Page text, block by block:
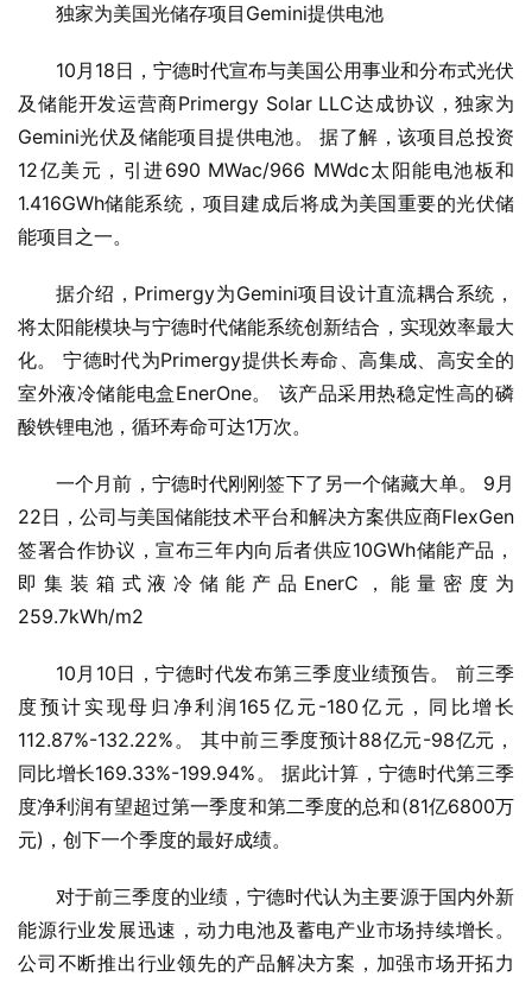
独家为美国光储存项目Gemini提供电池
10月18日，宁德时代宣布与美国公用事业和分布式光伏
及储能开发运营商Primergy Solar LLC达成协议，独家为
Gemini光伏及储能项目提供电池。 据了解，该项目总投资
12亿美元，引进690 MWac/966 MWdc太阳能电池板和
1.416GWh储能系统，项目建成后将成为美国重要的光伏储
能项目之一。
据介绍，Primergy为Gemini项目设计直流耦合系统，
将太阳能模块与宁德时代储能系统创新结合，实现效率最大
化。 宁德时代为Primergy提供长寿命、高集成、高安全的
室外液冷储能电盒EnerOne。 该产品采用热稳定性高的磷
酸铁锂电池，循环寿命可达1万次。
一个月前，宁德时代刚刚签下了另一个储藏大单。 9月
22日，公司与美国储能技术平台和解决方案供应商FlexGen
签署合作协议，宣布三年内向后者供应10GWh储能产品，
即集装箱式液冷储能产品EnerC，能量密度为
259.7kWh/m2
10月10日，宁德时代发布第三季度业绩预告。 前三季
度预计实现母归净利润165亿元-180亿元，同比增长
112.87%-132.22%。 其中前三季度预计88亿元-98亿元，
同比增长169.33%-199.94%。 据此计算，宁德时代第三季
度净利润有望超过第一季度和第二季度的总和(81亿6800万
元)，创下一个季度的最好成绩。
对于前三季度的业绩，宁德时代认为主要源于国内外新
能源行业发展迅速，动力电池及蓄电产业市场持续增长。
公司不断推出行业领先的产品解决方案，加强市场开拓力